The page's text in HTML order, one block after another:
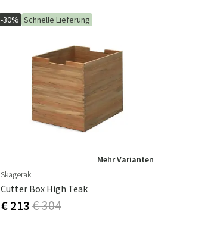
-30% Schnelle Lieferung
Mehr Varianten
Skagerak
Cutter Box High Teak
€ 213€ 304